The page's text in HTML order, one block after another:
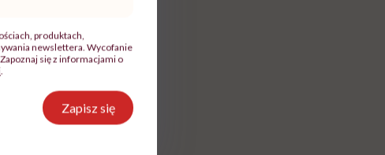
produktach,
newslettera. Wycofanie
się z informacjami o
.
Zapisz się